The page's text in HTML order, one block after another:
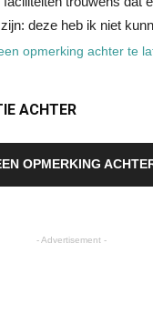
deze heb ik niet
opmerking achter te
ACHTER
OPMERKING
- Advertisement -